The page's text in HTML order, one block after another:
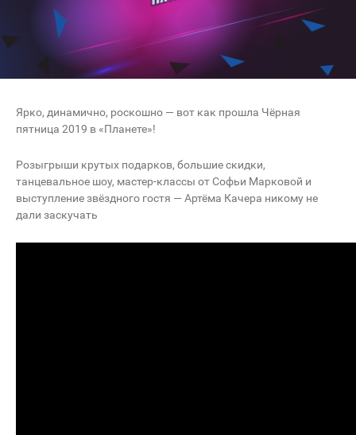
Ярко, динамично, роскошно — вот как прошла Чёрная
пятница 2019 в «Планете»!
Розыгрыши крутых подарков, большие скидки,
танцевальное шоу, мастер-классы от Софьи Марковой и
выступление звёздного гостя — Артёма Качера никому не
дали заскучать